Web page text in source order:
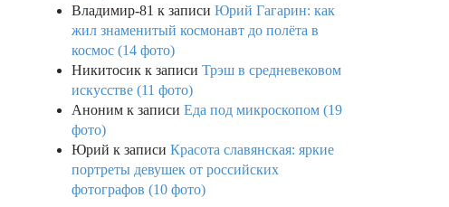
Владимир-81 к записи Юрий Гагарин: как
жил знаменитый космонавт до полёта в
космос (14 фото)
Никитосик к записи Трэш в средневековом
искусстве (11 фото)
Аноним к записи Еда под микроскопом (19
фото)
Юрий к записи Красота славянская: яркие
портреты девушек от российских
фотографов (10 фото)